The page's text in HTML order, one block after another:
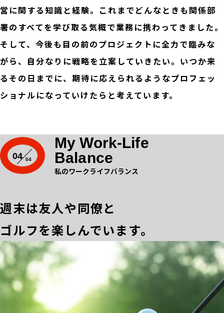
営に関する知識と経験。これまでどんなときも関係部
署のすべてを学び取る気概で業務に携わってきました。
そして、今後も目の前のプロジェクトに全力で臨みな
がら、自分なりに戦略を立案していきたい。いつか来
るその日までに、期待に応えられるようなプロフェッ
ショナルになっていけたらと考えています。
04
My Work-Life
Balance
私のワークライフバランス
週末は友人や同僚と
ゴルフを楽しんでいます。